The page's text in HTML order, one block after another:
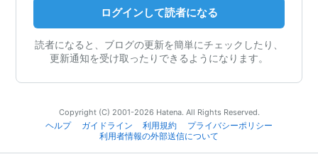
ログインして読者になる
読者になると、ブログの更新を簡単にチェックしたり、
更新通知を受け取ったりできるようになります。
Copyright (C) 2001-2026 Hatena. All Rights Reserved.
ヘルプ
ガイドライン 利用規約
プライバシーポリシー
利用者情報の外部送信について